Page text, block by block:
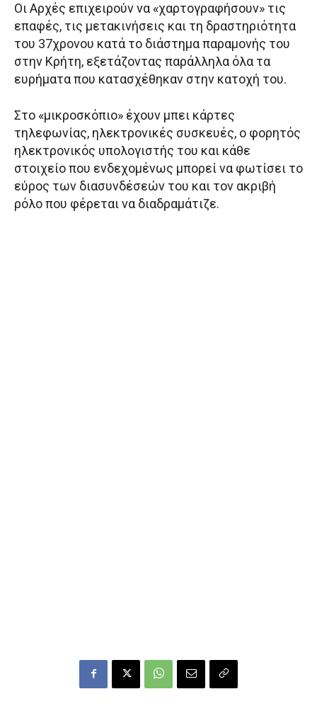
Οι Αρχές επιχειρούν να «χαρτογραφήσουν» τις
επαφές, τις μετακινήσεις και τη δραστηριότητα
του 37χρονου κατά το διάστημα παραμονής του
στην Κρήτη, εξετάζοντας παράλληλα όλα τα
ευρήματα που κατασχέθηκαν στην κατοχή του.
Στο «μικροσκόπιο» έχουν μπει κάρτες
τηλεφωνίας, ηλεκτρονικές συσκευές, ο φορητός
ηλεκτρονικός υπολογιστής του και κάθε
στοιχείο που ενδεχομένως μπορεί να φωτίσει το
εύρος των διασυνδέσεών του και τον ακριβή
ρόλο που φέρεται να διαδραμάτιζε.